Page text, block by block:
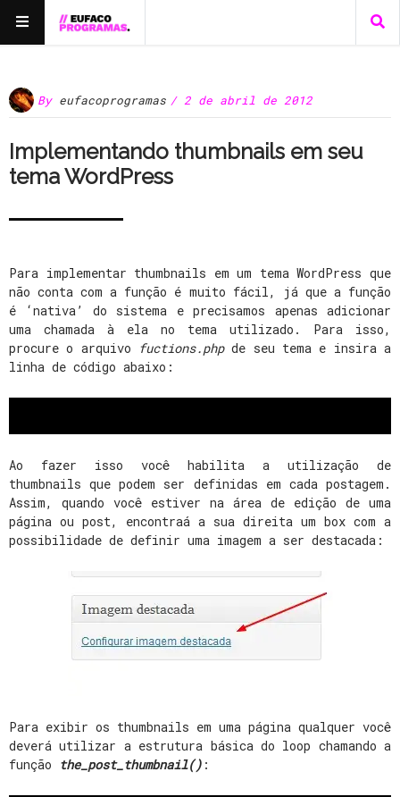
By eufacoprogramas / 2 de abril de 2012
Implementando thumbnails em seu
tema WordPress
Para implementar thumbnails em um tema WordPress que
não conta com a função é muito fácil, já que a função
é ‘nativa’ do sistema e precisamos apenas adicionar
uma chamada à ela no tema utilizado. Para isso,
procure o arquivo fuctions.phpde seu tema e insira a
linha de código abaixo:
Ao fazer isso você habilita a utilização de
thumbnails que podem ser definidas em cada postagem.
Assim, quando você estiver na área de edição de uma
página ou post, encontraá a sua direita um box com a
possibilidade de definir uma imagem a ser destacada:
Para exibir os thumbnails em uma página qualquer você
deverá utilizar a estrutura básica do loop chamando a
função the_post_thumbnail() :